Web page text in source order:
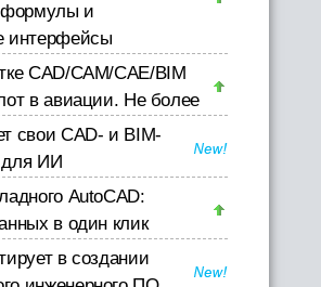
формулы и
интерфейсы
CAD/CAM/CAE/BIM
в авиации. Не более
свои CAD- и BIM-
для ИИ
AutoCAD:
в один клик
в создании